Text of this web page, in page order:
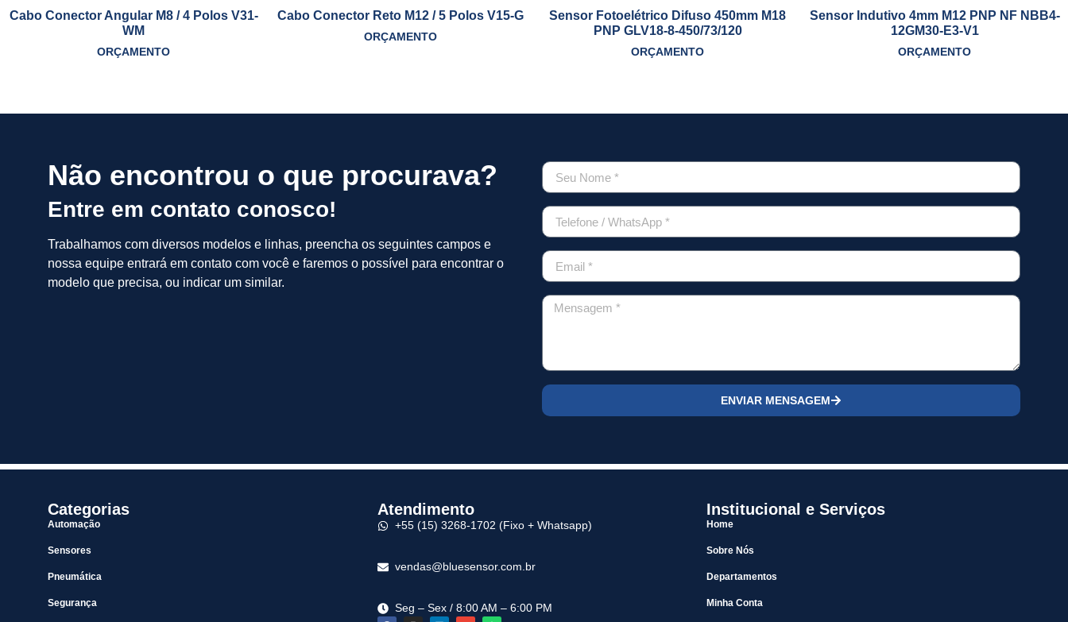
Cabo Conector Angular M8 / 4 Polos V31-
WM
ORÇAMENTO
Cabo Conector Reto M12 / 5 Polos V15-G
ORÇAMENTO
Sensor Fotoelétrico Difuso 450mm M18
PNP GLV18-8-450/73/120
ORÇAMENTO
Sensor Indutivo 4mm M12 PNP NF NBB4-
12GM30-E3-V1
ORÇAMENTO
Não encontrou o que procurava?
Entre em contato conosco!
Trabalhamos com diversos modelos e linhas, preencha os seguintes campos e
nossa equipe entrará em contato com você e faremos o possível para encontrar o
modelo que precisa, ou indicar um similar.
ENVIAR MENSAGEM
Categorias
Automação
Sensores
Pneumática
Segurança
Atendimento
+55 (15) 3268-1702 (Fixo + Whatsapp)
vendas@bluesensor.com.br
Seg – Sex / 8:00 AM – 6:00 PM
Institucional e Serviços
Home
Sobre Nós
Departamentos
Minha Conta